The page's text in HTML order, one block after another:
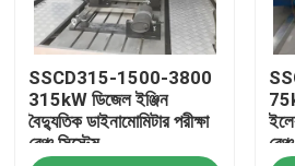
যোগাযোগ করুন
SSCD315-1500-3800
315kW ডিজেল ইঞ্জিন
বৈদ্যুতিক ডাইনামোমিটার পরীক্ষা
বেঞ্চ সিস্টেম
বেঞ্চ